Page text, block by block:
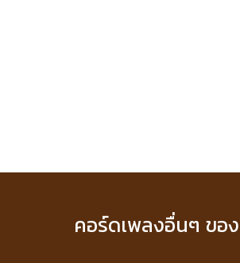
คอร์ดเพลงอื่นๆ ขอ